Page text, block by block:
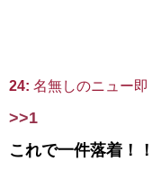
24: 名無しのニュー即
>>1
これで一件落着！！